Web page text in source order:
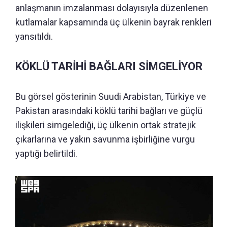
anlaşmanın imzalanması dolayısıyla düzenlenen
kutlamalar kapsamında üç ülkenin bayrak renkleri
yansıtıldı.
KÖKLÜ TARİHİ BAĞLARI SİMGELİYOR
Bu görsel gösterinin Suudi Arabistan, Türkiye ve
Pakistan arasındaki köklü tarihi bağları ve güçlü
ilişkileri simgelediği, üç ülkenin ortak stratejik
çıkarlarına ve yakın savunma işbirliğine vurgu
yaptığı belirtildi.